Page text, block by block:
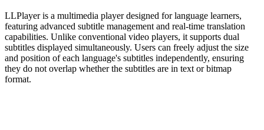
LLPlayer is a multimedia player designed for language learners,
featuring advanced subtitle management and real-time translation
capabilities. Unlike conventional video players, it supports dual
subtitles displayed simultaneously. Users can freely adjust the size
and position of each language's subtitles independently, ensuring
they do not overlap whether the subtitles are in text or bitmap
format.